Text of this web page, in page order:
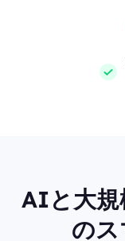
AIと大規
の